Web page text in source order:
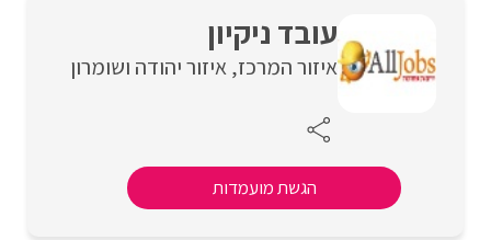
עובד ניקיון
איזור המרכז איזור יהודה ושומרון
הגשת מועמדות